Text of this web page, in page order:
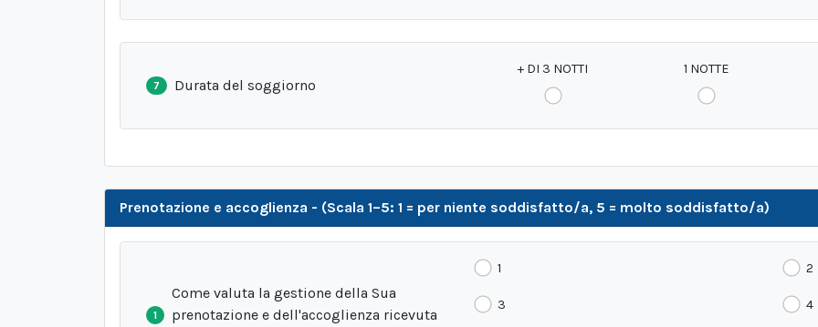
7 Durata del soggiorno
+ DI 3 NOTTI 1 NOTTE
Prenotazione e accoglienza - (Scala 1–5: 1 = per niente soddisfatto/a, 5 = molto soddisfatto/a)
1
Come valuta la gestione della Sua
prenotazione e dell'accoglienza ricevuta
1 2
3 4